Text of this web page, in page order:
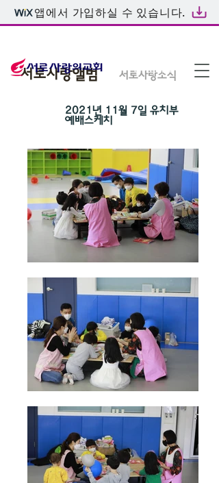
앱에서 가입하실 수 있습니다.
온라인예배
서로사랑앨범 서로사랑소식
2021년 11월 7일 유치부
예배스케치